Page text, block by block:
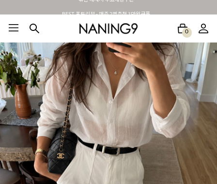
0
BEST100🤍 NEW5% 베스트재진행 썸머여행룩 아울렛 하객&모임룩